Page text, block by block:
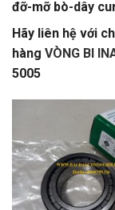
đỡ-mỡ bò-dây
Hãy liên hệ với
hàng VÒNG BI
5005